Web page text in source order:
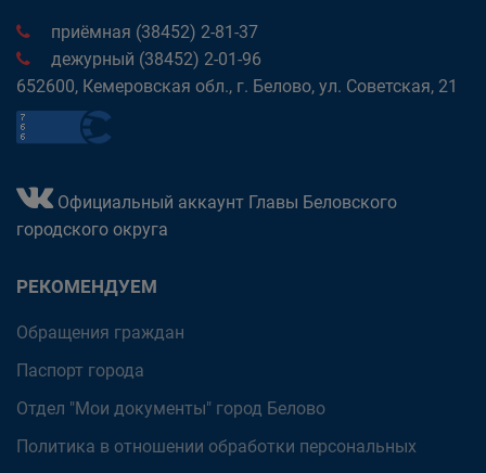
приёмная (38452) 2-81-37
дежурный (38452) 2-01-96
652600, Кемеровская обл., г. Белово, ул. Советская, 21
Официальный аккаунт Главы Беловского
городского округа
РЕКОМЕНДУЕМ
Обращения граждан
Паспорт города
Отдел "Мои документы" город Белово
Политика в отношении обработки персональных